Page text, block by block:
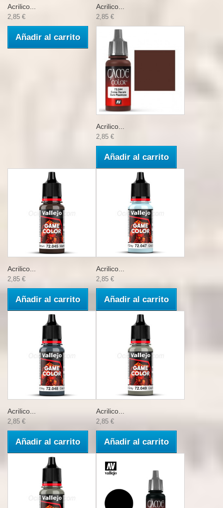
Acrilico...
2,85 €
Añadir al carrito
Acrilico...
2,85 €
Acrilico...
2,85 €
Añadir al carrito
Acrilico...
2,85 €
Añadir al carrito
Acrilico...
2,85 €
Añadir al carrito
Acrilico...
2,85 €
Añadir al carrito
Acrilico...
2,85 €
Añadir al carrito